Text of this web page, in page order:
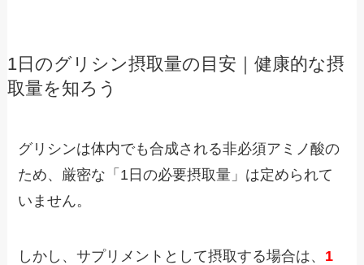
1日のグリシン摂取量の目安｜健康的な摂
取量を知ろう
グリシンは体内でも合成される非必須アミノ酸の
ため、厳密な「1日の必要摂取量」は定められて
いません。
しかし、サプリメントとして摂取する場合は、 1